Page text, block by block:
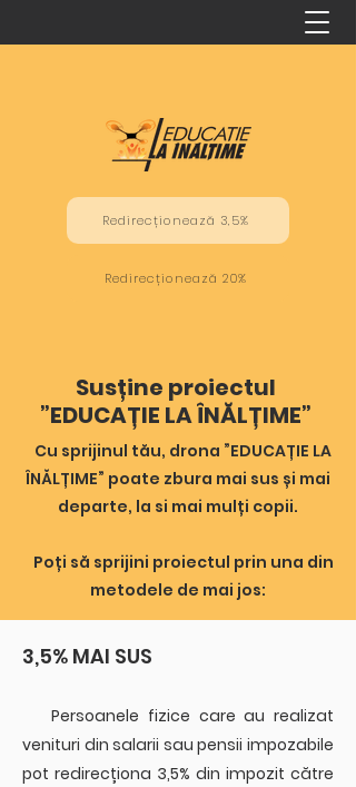
Redirecționează 3,5%
Redirecționează 20%
Susține proiectul
”EDUCAȚIE LA ÎNĂLȚIME”
Cu sprijinul tău, drona ”EDUCAȚIE LA
ÎNĂLȚIME” poate zbura mai sus și mai
departe, la si mai mulți copii.
Poți să sprijini proiectul prin una din
metodele de mai jos:
3,5% MAI SUS
Persoanele fizice care au realizat
venituri din salarii sau pensii impozabile
pot redirecționa 3,5% din impozit către